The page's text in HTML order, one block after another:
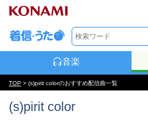
音楽
TOP > (s)pirit colorのおすすめ配信曲一覧
(s)pirit color